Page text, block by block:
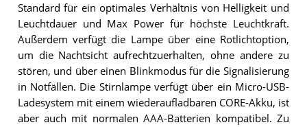
Standard für ein optimales Verhältnis von Helligkeit und
Leuchtdauer und Max Power für höchste Leuchtkraft.
Außerdem verfügt die Lampe über eine Rotlichtoption,
um die Nachtsicht aufrechtzuerhalten, ohne andere zu
stören, und über einen Blinkmodus für die Signalisierung
in Notfällen. Die Stirnlampe verfügt über ein Micro-USB-
Ladesystem mit einem wiederaufladbaren CORE-Akku, ist
aber auch mit normalen AAA-Batterien kompatibel. Zu